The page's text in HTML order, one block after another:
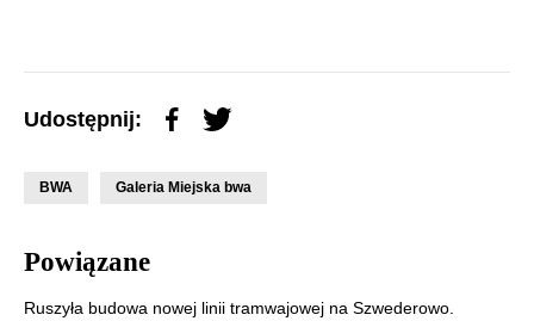
Udostępnij:
BWA Galeria Miejska bwa
Powiązane
Ruszyła budowa nowej linii tramwajowej na Szwederowo.